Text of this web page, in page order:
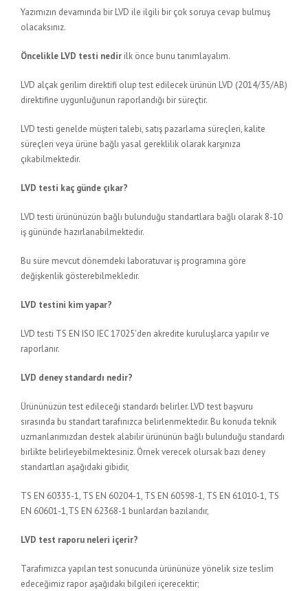
Yazımızın devamında bir LVD ile ilgili bir çok soruya cevap bulmuş
olacaksınız.
Öncelikle LVD testi nedir ilk önce bunu tanımlayalım.
LVD alçak gerilim direktifi olup test edilecek ürünün LVD (2014/35/AB)
direktifine uygunluğunun raporlandığı bir süreçtir.
LVD testi genelde müşteri talebi, satış pazarlama süreçleri, kalite
süreçleri veya ürüne bağlı yasal gereklilik olarak karşınıza
çıkabilmektedir.
LVD testi kaç günde çıkar?
LVD testi ürününüzün bağlı bulunduğu standartlara bağlı olarak 8-10
iş gününde hazırlanabilmektedir.
Bu süre mevcut dönemdeki laboratuvar iş programına göre
değişkenlik gösterebilmekledir.
LVD testini kim yapar?
LVD testi TS EN ISO IEC 17025’den akredite kuruluşlarca yapılır ve
raporlanır.
LVD deney standardı nedir?
Ürününüzün test edileceği standardı belirler. LVD test başvuru
sırasında bu standart tarafınızca belirlenmektedir. Bu konuda teknik
uzmanlarımızdan destek alabilir ürününün bağlı bulunduğu standardı
birlikte belirleyebilmektesiniz. Örnek verecek olursak bazı deney
standartları aşağıdaki gibidir,
TS EN 60335-1, TS EN 60204-1, TS EN 60598-1, TS EN 61010-1, TS
EN 60601-1,TS EN 62368-1 bunlardan bazılarıdır,
LVD test raporu neleri içerir?
Tarafımızca yapılan test sonucunda ürününüze yönelik size teslim
edeceğimiz rapor aşağıdaki bilgileri içerecektir;